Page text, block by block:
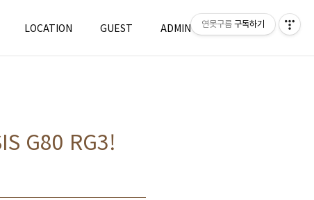
LOCATION GUEST ADMIN WRITE
G80 RG3!
연못구름 구독하기